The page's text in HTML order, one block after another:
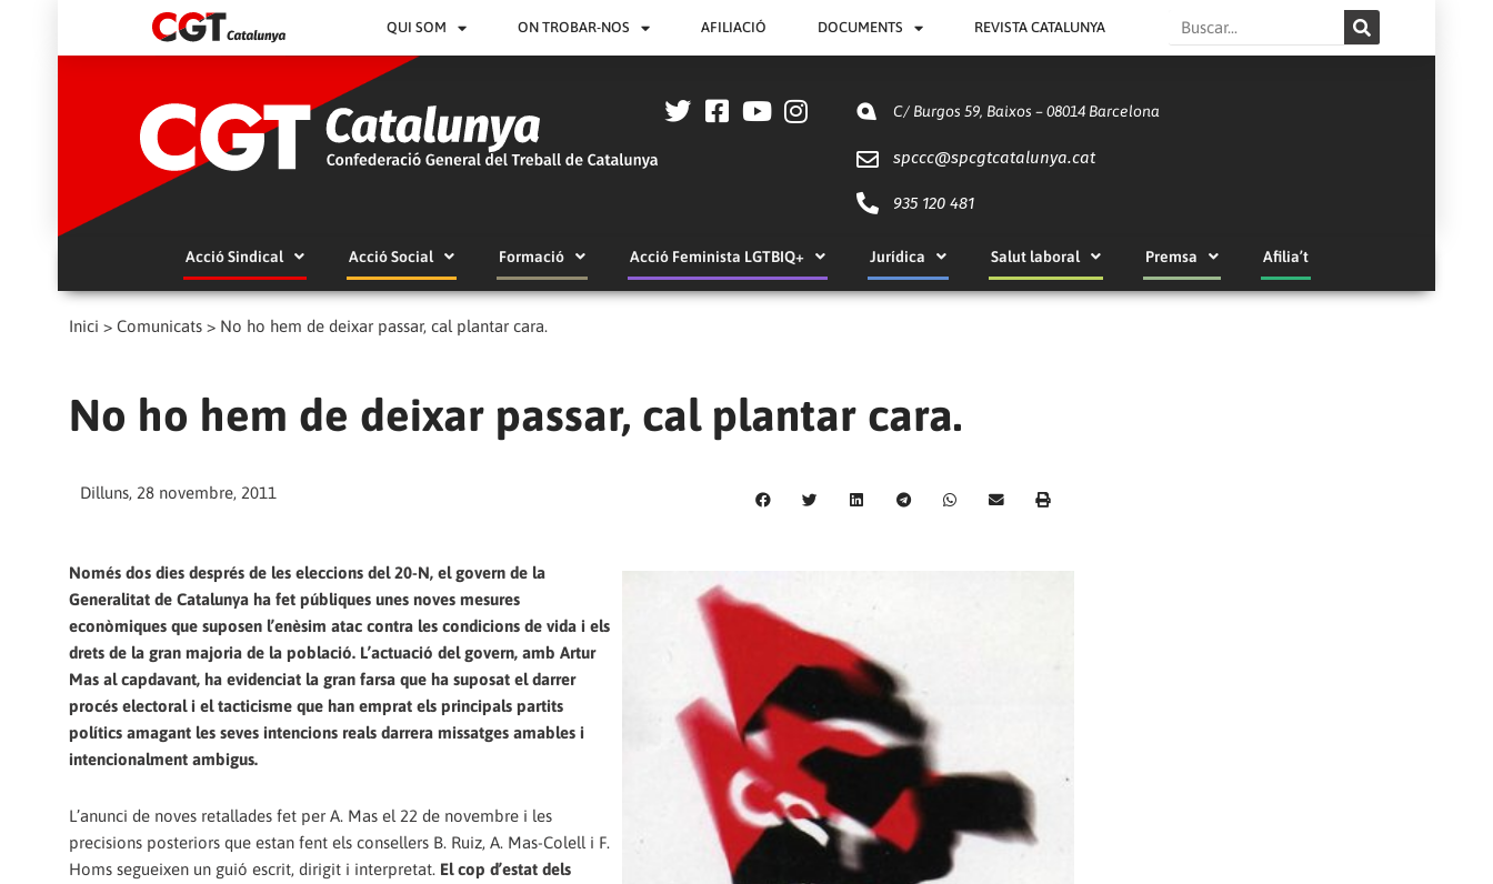
QUI SOM ON TROBAR-NOS AFILIACIÓ DOCUMENTS REVISTA CATALUNYA Search
C/ Burgos 59, Baixos – 08014 Barcelona
spccc@spcgtcatalunya.cat
935 120 481
Acció Sindical Acció Social Formació Acció Feminista LGTBIQ+ Jurídica Salut laboral Premsa Afilia’t
Inici > Comunicats > No ho hem de deixar passar, cal plantar cara.
No ho hem de deixar passar, cal plantar cara.
Dilluns, 28 novembre, 2011
Només dos dies després de les eleccions del 20-N, el govern de la
Generalitat de Catalunya ha fet públiques unes noves mesures
econòmiques que suposen l’enèsim atac contra les condicions de vida i els
drets de la gran majoria de la població. L’actuació del govern, amb Artur
Mas al capdavant, ha evidenciat la gran farsa que ha suposat el darrer
procés electoral i el tacticisme que han emprat els principals partits
polítics amagant les seves intencions reals darrera missatges amables i
intencionalment ambigus.
L’anunci de noves retallades fet per A. Mas el 22 de novembre i les
precisions posteriors que estan fent els consellers B. Ruiz, A. Mas-Colell i F.
Homs segueixen un guió escrit, dirigit i interpretat. El cop d’estat dels